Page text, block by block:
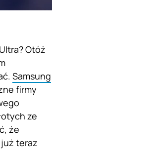
Otóż
Samsung
firmy
ze
że
teraz